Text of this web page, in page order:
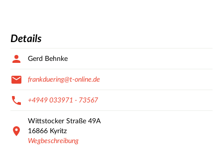
Details
Gerd Behnke
frankduering@t-online.de
+4949 033971 - 73567
Wittstocker Straße 49A
16866 Kyritz
Wegbeschreibung